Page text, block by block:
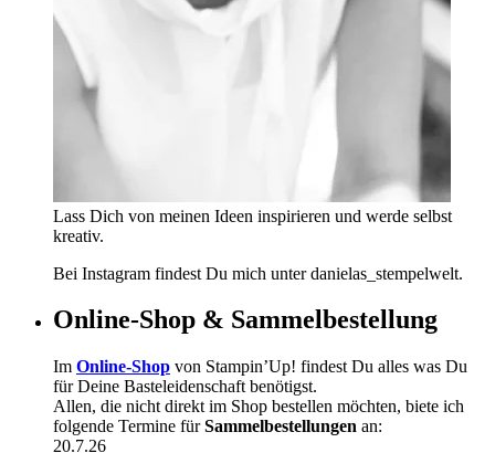
Lass Dich von meinen Ideen inspirieren und werde selbst
kreativ.
Bei Instagram findest Du mich unter danielas_stempelwelt.
Online-Shop & Sammelbestellung
Im Online-Shop von Stampin’Up! findest Du alles was Du
für Deine Basteleidenschaft benötigst.
Allen, die nicht direkt im Shop bestellen möchten, biete ich
folgende Termine fürSammelbestellungen an:
20.7.26